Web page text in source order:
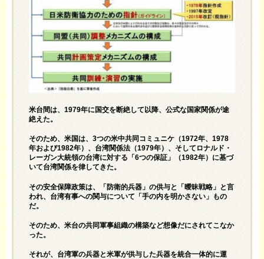
米台間は、1979年に国交を断絶して以降、公式な国家関係が途
絶えた。
そのため、米国は、3つの米中共同コミュニケ（1972年、1978
年および1982年）、台湾関係法（1979年）、そしてロナルド・
レーガン大統領の台湾に対する「6つの保証」（1982年）に基づ
いて台湾関係を律してきた。
その安全保障政策は、「防衛的兵器」の供与と「曖昧戦略」と言
われ、台湾有事への関与について「手の内を明かさない」もの
だ。
そのため、米台の共同軍事組織の構築など想像だにされてこなか
った。
それが、台湾軍の兵器と米軍が供与した兵器を統合一体的に運